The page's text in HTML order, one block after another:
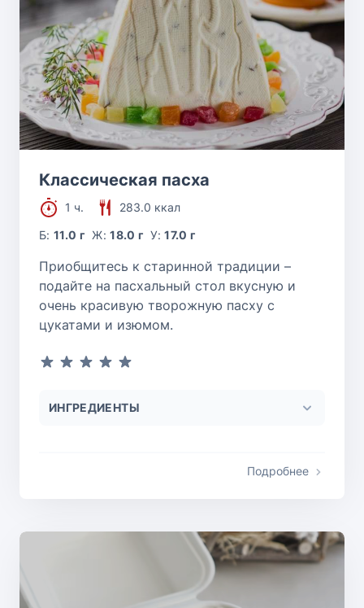
Классическая пасха
1 ч.
283.0 ккал
Б:11.0 г Ж:18.0 г У:17.0 г
Приобщитесь к старинной традиции –
подайте на пасхальный стол вкусную и
очень красивую творожную пасху с
цукатами и изюмом.
ИНГРЕДИЕНТЫ
Подробнее